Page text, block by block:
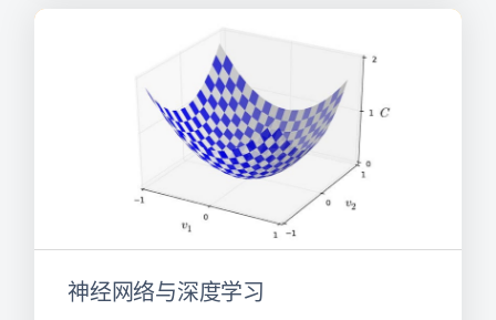
神经网络与深度学习